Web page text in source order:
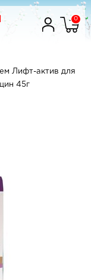
0
Лифт-актив для
45г